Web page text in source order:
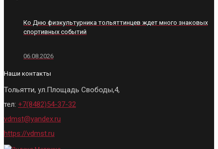
Ко Дню физкультурника тольяттинцев ждет много знаковых
спортивных событий
06.08.2026
Наши контакты
Тольятти, ул.Площадь Свободы,4,
тел: +7(8482)54-37-32
vdmst@yandex.ru
https://vdmst.ru